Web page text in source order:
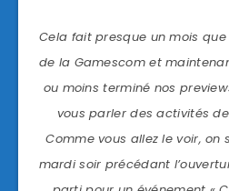
Cela fait presque un mois
de la Gamescom et
ou moins terminé nos
vous parler des activités
Comme vous allez le voir, on
mardi soir précédant